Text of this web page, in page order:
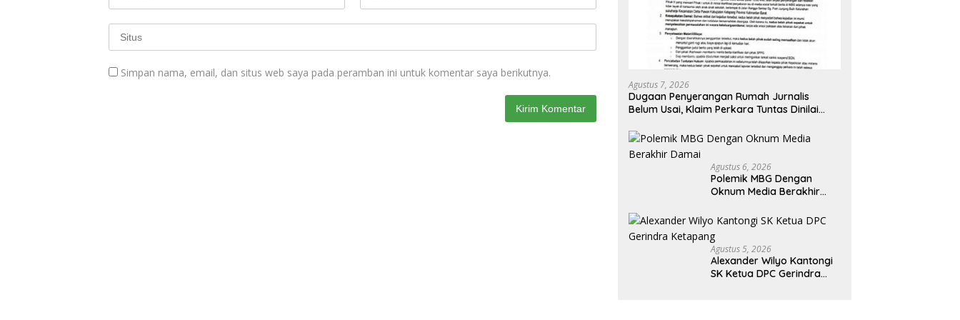
Simpan nama, email, dan situs web saya pada peramban ini untuk komentar saya berikutnya.
Agustus 7, 2026
Dugaan Penyerangan Rumah Jurnalis
Belum Usai, Klaim Perkara Tuntas Dinilai
Agustus 6, 2026
Polemik MBG Dengan
Oknum Media Berakhir
Agustus 5, 2026
Alexander Wilyo Kantongi
SK Ketua DPC Gerindra